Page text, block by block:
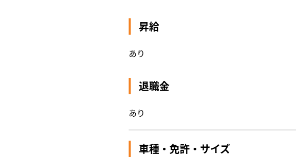
昇給
あり
退職金
あり
車種・免許・サイズ